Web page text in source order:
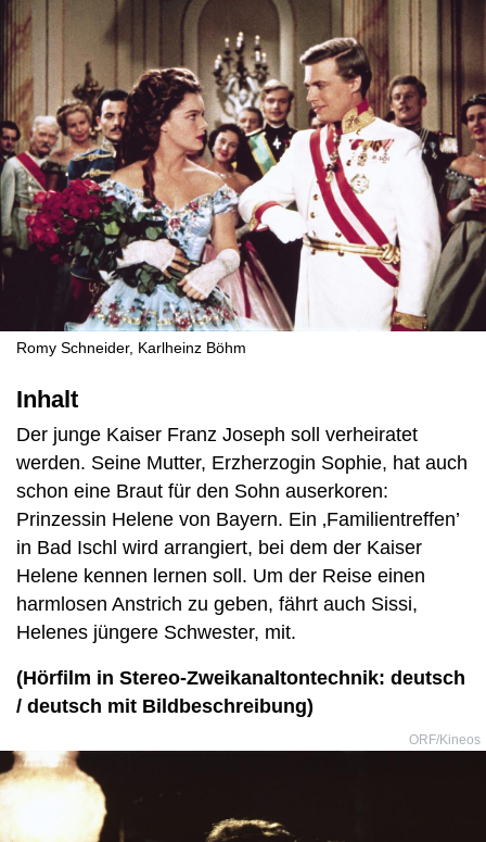
Romy Schneider, Karlheinz Böhm
Inhalt
Der junge Kaiser Franz Joseph soll verheiratet
werden. Seine Mutter, Erzherzogin Sophie, hat auch
schon eine Braut für den Sohn auserkoren:
Prinzessin Helene von Bayern. Ein ‚Familientreffen’
in Bad Ischl wird arrangiert, bei dem der Kaiser
Helene kennen lernen soll. Um der Reise einen
harmlosen Anstrich zu geben, fährt auch Sissi,
Helenes jüngere Schwester, mit.
(Hörfilm in Stereo-Zweikanaltontechnik: deutsch
/ deutsch mit Bildbeschreibung)
ORF/Kineos